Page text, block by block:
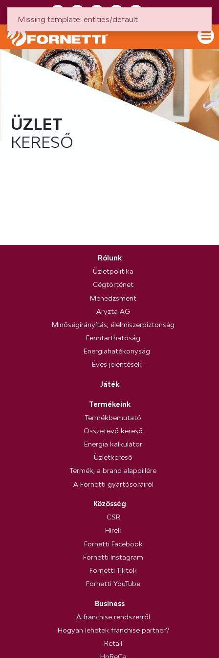
ÜZLET
KERESŐ
Rólunk
Üzletpolitika
Cégtörténet
Menedzsment
Aryzta AG
Minőségirányítás, élelmiszerbiztonság
Fenntarthatóság
Energiahatékonyság
Éves jelentések
Játék
Termékeink
Termékbemutató
Összetevő kereső
Energia kalkulátor
Üzletkereső
Termék, a brand alappillére
A Fornetti gyártósorairól
Közösség
CSR
Hírek
Fornetti Facebook
Fornetti Instagram
Fornetti Tiktok
Fornetti YouTube
Business
A franchise rendszerről
Hogyan lehetek franchise partner?
Retail
Missing template: entities/default